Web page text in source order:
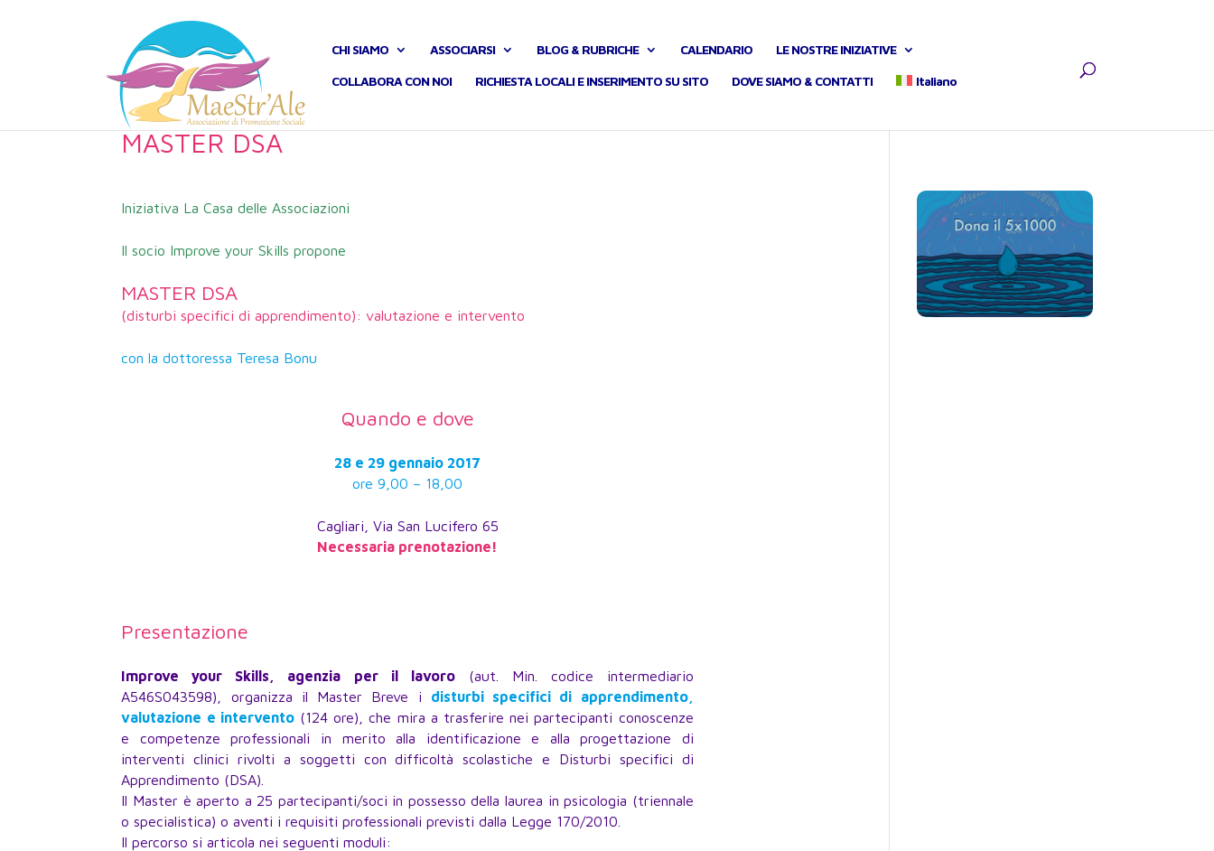
CHI SIAMO ASSOCIARSI BLOG & RUBRICHE CALENDARIO LE NOSTRE INIZIATIVE
COLLABORA CON NOI RICHIESTA LOCALI E INSERIMENTO SU SITO DOVE SIAMO & CONTATTI Italiano
MASTER DSA
Iniziativa La Casa delle Associazioni
Il socio Improve your Skills propone
MASTER DSA
(disturbi specifici di apprendimento): valutazione e intervento
con la dottoressa Teresa Bonu
Quando e dove
28 e 29 gennaio 2017
ore 9,00 – 18,00
Cagliari, Via San Lucifero 65
Necessaria prenotazione!
Presentazione
Improve your Skills, agenzia per il lavoro(aut. Min. codice intermediario
A546S043598), organizza il Master Breve i disturbi specifici di apprendimento,
valutazione e intervento(124 ore), che mira a trasferire nei partecipanti conoscenze
e competenze professionali in merito alla identificazione e alla progettazione di
interventi clinici rivolti a soggetti con difficoltà scolastiche e Disturbi specifici di
Apprendimento (DSA).
Il Master è aperto a 25 partecipanti/soci in possesso della laurea in psicologia (triennale
o specialistica) o aventi i requisiti professionali previsti dalla Legge 170/2010.
Il percorso si articola nei seguenti moduli: